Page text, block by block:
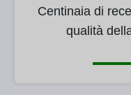
Centinaia di
qualità